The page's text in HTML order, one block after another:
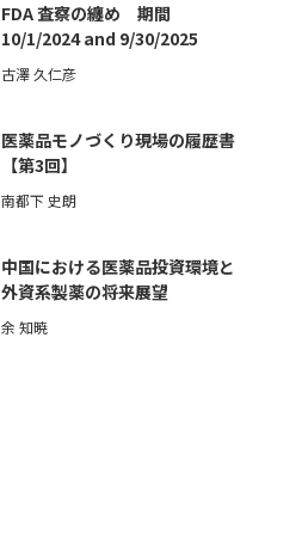
FDA 査察の纏め 期間
10/1/2024 and 9/30/2025
古澤 久仁彦
医薬品モノづくり現場の履歴書
【第3回】
南都下 史朗
中国における医薬品投資環境と
外資系製薬の将来展望
余 知暁